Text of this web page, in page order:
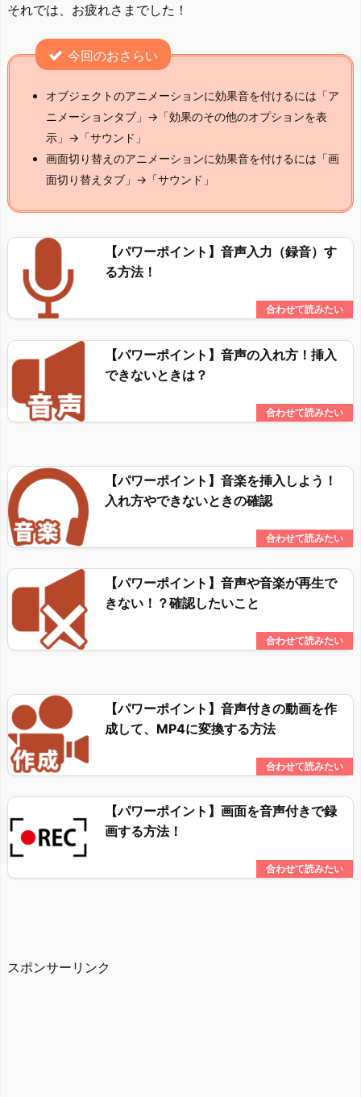
それでは、お疲れさまでした！
今回のおさらい
オブジェクトのアニメーションに効果音を付けるには「ア
ニメーションタブ」→「効果のその他のオプションを表
示」→「サウンド」
画面切り替えのアニメーションに効果音を付けるには「画
面切り替えタブ」→「サウンド」
【パワーポイント】音声入力（録音）す
る方法！
【パワーポイント】音声の入れ方！挿入
できないときは？
【パワーポイント】音楽を挿入しよう！
入れ方やできないときの確認
【パワーポイント】音声や音楽が再生で
きない！？確認したいこと
【パワーポイント】音声付きの動画を作
成して、MP4に変換する方法
【パワーポイント】画面を音声付きで録
画する方法！
スポンサーリンク